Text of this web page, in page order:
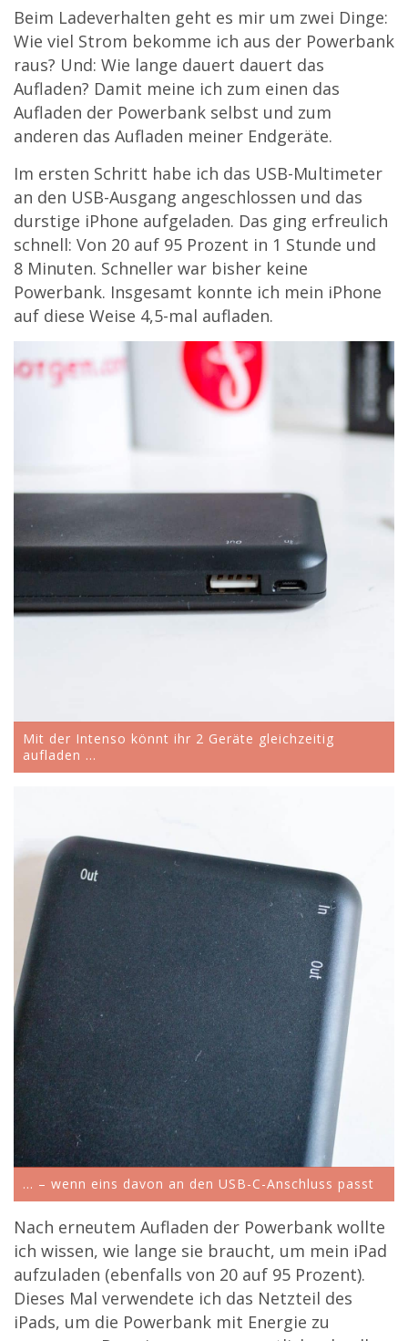
Beim Ladeverhalten geht es mir um zwei Dinge:
Wie viel Strom bekomme ich aus der Powerbank
raus? Und: Wie lange dauert dauert das
Aufladen? Damit meine ich zum einen das
Aufladen der Powerbank selbst und zum
anderen das Aufladen meiner Endgeräte.
Im ersten Schritt habe ich das USB-Multimeter
an den USB-Ausgang angeschlossen und das
durstige iPhone aufgeladen. Das ging erfreulich
schnell: Von 20 auf 95 Prozent in 1 Stunde und
8 Minuten. Schneller war bisher keine
Powerbank. Insgesamt konnte ich mein iPhone
auf diese Weise 4,5-mal aufladen.
Mit der Intenso könnt ihr 2 Geräte gleichzeitig
aufladen ...
... – wenn eins davon an den USB-C-Anschluss passt
Nach erneutem Aufladen der Powerbank wollte
ich wissen, wie lange sie braucht, um mein iPad
aufzuladen (ebenfalls von 20 auf 95 Prozent).
Dieses Mal verwendete ich das Netzteil des
iPads, um die Powerbank mit Energie zu